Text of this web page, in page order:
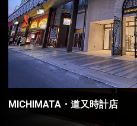
MICHIMATA・道又時計店